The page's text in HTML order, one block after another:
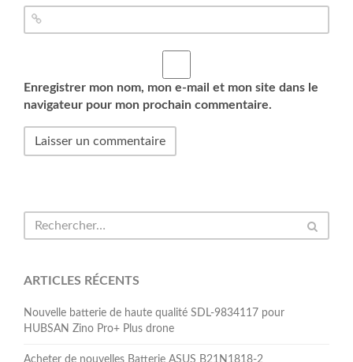
Enregistrer mon nom, mon e-mail et mon site dans le
navigateur pour mon prochain commentaire.
ARTICLES RÉCENTS
Nouvelle batterie de haute qualité SDL-9834117 pour
HUBSAN Zino Pro+ Plus drone
Acheter de nouvelles Batterie ASUS B21N1818-2